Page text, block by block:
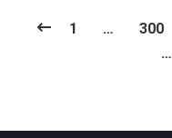
1 … 300
…